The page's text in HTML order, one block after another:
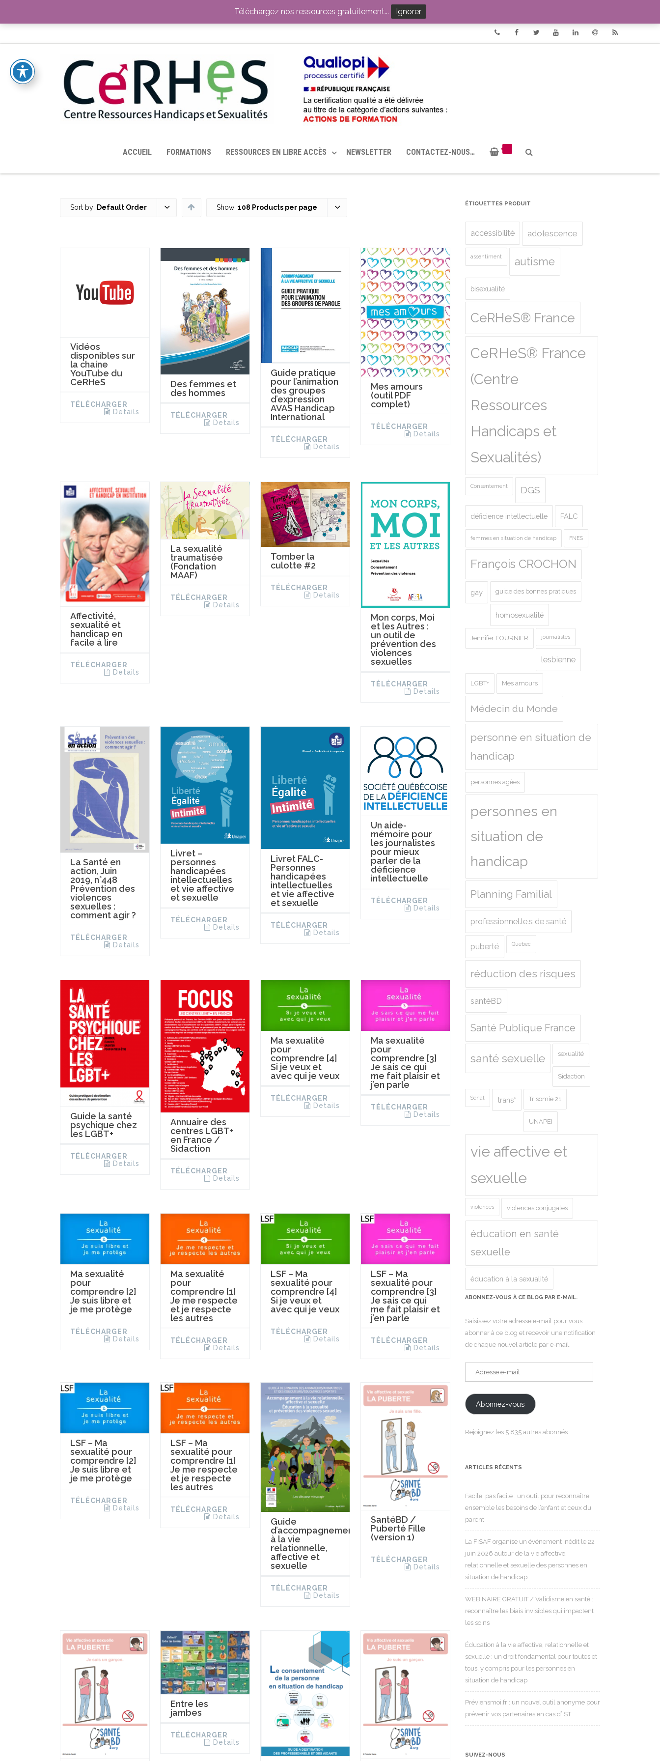
TOUTES LES RESSOURCES MISES À DISPOSITION PAR LE CERHES® FRANCE OUTILS EN SANTÉ SEXUELLE
ACCUEIL FORMATIONS RESSOURCES EN LIBRE ACCÈS NEWSLETTER CONTACTEZ-NOUS…
Sort by: Default Order Show: 108 Products per page
Vidéos
disponibles sur
la chaine
YouTube du
CeRHeS
TÉLÉCHARGER
Details
Des femmes et
des hommes
TÉLÉCHARGER
Details
Guide pratique
pour l’animation
des groupes
d’expression
AVAS Handicap
International
TÉLÉCHARGER
Details
Mes amours
(outil PDF
complet)
TÉLÉCHARGER
Details
Affectivité,
sexualité et
handicap en
facile à lire
TÉLÉCHARGER
Details
La sexualité
traumatisée
(Fondation
MAAF)
TÉLÉCHARGER
Details
Tomber la
culotte #2
TÉLÉCHARGER
Details
Mon corps, Moi
et les Autres :
un outil de
prévention des
violences
sexuelles
TÉLÉCHARGER
Details
La Santé en
action, Juin
2019, n°448
Prévention des
violences
sexuelles :
comment agir ?
TÉLÉCHARGER
Details
Livret –
personnes
handicapées
intellectuelles
et vie affective
et sexuelle
TÉLÉCHARGER
Details
Livret FALC-
Personnes
handicapées
intellectuelles
et vie affective
et sexuelle
TÉLÉCHARGER
Details
Un aide-
mémoire pour
les journalistes
pour mieux
parler de la
déficience
intellectuelle
TÉLÉCHARGER
Details
Guide la santé
psychique chez
les LGBT+
TÉLÉCHARGER
Details
Annuaire des
centres LGBT+
en France /
Sidaction
TÉLÉCHARGER
Details
Ma sexualité
pour
comprendre [4]
Si je veux et
avec qui je veux
TÉLÉCHARGER
Details
Ma sexualité
pour
comprendre [3]
Je sais ce qui
me fait plaisir et
j’en parle
TÉLÉCHARGER
Details
Ma sexualité
pour
comprendre [2]
Je suis libre et
je me protège
TÉLÉCHARGER
Details
Ma sexualité
pour
comprendre [1]
Je me respecte
et je respecte
les autres
TÉLÉCHARGER
Details
LSF – Ma
sexualité pour
comprendre [4]
Si je veux et
avec qui je veux
TÉLÉCHARGER
Details
LSF – Ma
sexualité pour
comprendre [3]
Je sais ce qui
me fait plaisir et
j’en parle
TÉLÉCHARGER
Details
LSF – Ma
sexualité pour
comprendre [2]
Je suis libre et
je me protège
TÉLÉCHARGER
Details
LSF – Ma
sexualité pour
comprendre [1]
Je me respecte
et je respecte
les autres
TÉLÉCHARGER
Details
Guide
d’accompagnement
à la vie
relationnelle,
affective et
sexuelle
TÉLÉCHARGER
Details
SantéBD /
Puberté Fille
(version 1)
TÉLÉCHARGER
Details
Entre les
jambes
TÉLÉCHARGER
Details
ÉTIQUETTES PRODUIT
accessibilité adolescence
assentiment autisme
bisexualité
CeRHeS® France
CeRHeS® France
(Centre
Ressources
Handicaps et
Sexualités)
Consentement DGS
déficience intellectuelle FALC
femmes en situation de handicap FNES
François CROCHON
gay guide des bonnes pratiques
homosexualité
Jennifer FOURNIER journalistes
lesbienne
LGBT+ Mes amours
Médecin du Monde
personne en situation de
handicap
personnes agées
personnes en
situation de
handicap
Planning Familial
professionnel.le.s de santé
puberté Quebec
réduction des risques
santéBD
Santé Publique France
santé sexuelle sexualité
Sidaction
Sénat trans* Trisomie 21
UNAPEI
vie affective et
sexuelle
violences violences conjugales
éducation en santé
sexuelle
éducation à la sexualité
ABONNEZ-VOUS À CE BLOG PAR E-MAIL.
Saisissez votre adresse e-mail pour vous
abonner à ce blog et recevoir une notification
de chaque nouvel article par e-mail.
Adresse
e-
Abonnez-vous
Rejoignez les 5 835 autres abonnés
ARTICLES RÉCENTS
Facile, pas facile : un outil pour reconnaître
ensemble les besoins de l’enfant et ceux du
parent
La FISAF organise un événement inédit le 22
juin 2026 autour de la vie affective,
relationnelle et sexuelle des personnes en
situation de handicap.
WEBINAIRE GRATUIT / Validisme en santé :
reconnaître les biais invisibles qui impactent
les soins
Éducation à la vie affective, relationnelle et
sexuelle : un droit fondamental pour toutes et
tous, y compris pour les personnes en
situation de handicap
Préviensmoi.fr : un nouvel outil anonyme pour
prévenir vos partenaires en cas d’IST
SUIVEZ-NOUS
Téléchargez nos ressources gratuitement... Ignorer